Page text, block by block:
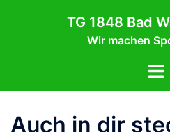
TG 1848 Bad
Wir machen
Menü
Auch in dir